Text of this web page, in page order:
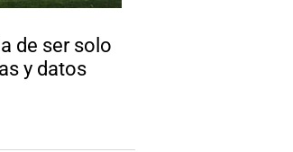
de ser solo
y datos